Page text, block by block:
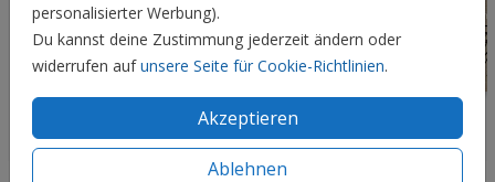
personalisierter Werbung).
Du kannst deine Zustimmung jederzeit ändern oder
widerrufen aufunsere Seite für Cookie-Richtlinien.
Akzeptieren
Ablehnen